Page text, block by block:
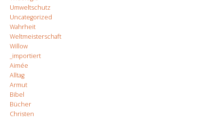
Umweltschutz
Uncategorized
Wahrheit
Weltmeisterschaft
Willow
_importiert
Aimée
Alltag
Armut
Bibel
Bücher
Christen